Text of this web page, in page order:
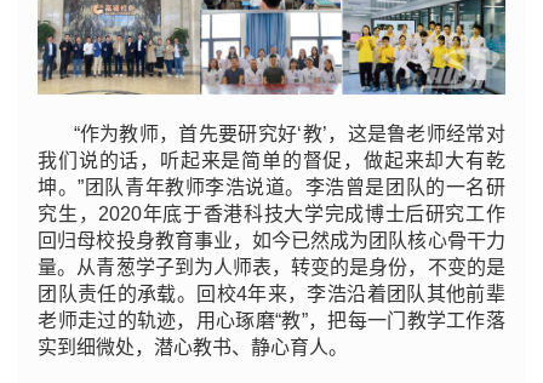
“作为教师，首先要研究好‘教’，这是鲁老师经常对
我们说的话，听起来是简单的督促，做起来却大有乾
坤。”团队青年教师李浩说道。李浩曾是团队的一名研
究生，2020年底于香港科技大学完成博士后研究工作
回归母校投身教育事业，如今已然成为团队核心骨干力
量。从青葱学子到为人师表，转变的是身份，不变的是
团队责任的承载。回校4年来，李浩沿着团队其他前辈
老师走过的轨迹，用心琢磨“教”，把每一门教学工作落
实到细微处，潜心教书、静心育人。